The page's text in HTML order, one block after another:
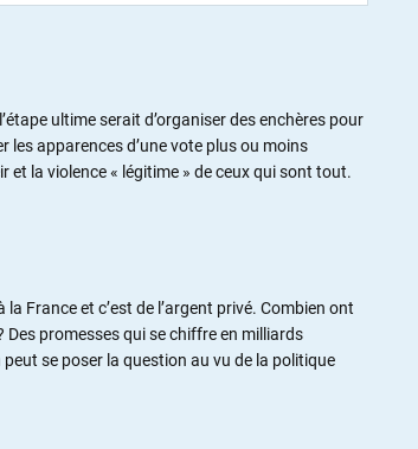
ultime serait d’organiser des enchères pour
les apparences d’une vote plus ou moins
la violence « légitime » de ceux qui sont tout.
France et c’est de l’argent privé. Combien ont
promesses qui se chiffre en milliards
se poser la question au vu de la politique